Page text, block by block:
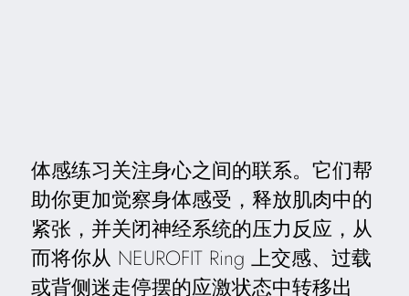
体感练习关注身心之间的联系。它们帮
助你更加觉察身体感受，释放肌肉中的
紧张，并关闭神经系统的压力反应，从
而将你从 NEUROFIT Ring 上交感、过载
或背侧迷走停摆的应激状态中转移出